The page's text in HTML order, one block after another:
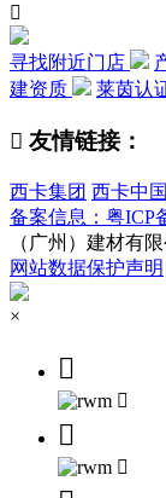

寻找附近门店
建资质
莱茵认
 友情链接：
西卡集团 西卡中国
备案信息：粤ICP
（广州）建材有
网站数据保护声明
×



